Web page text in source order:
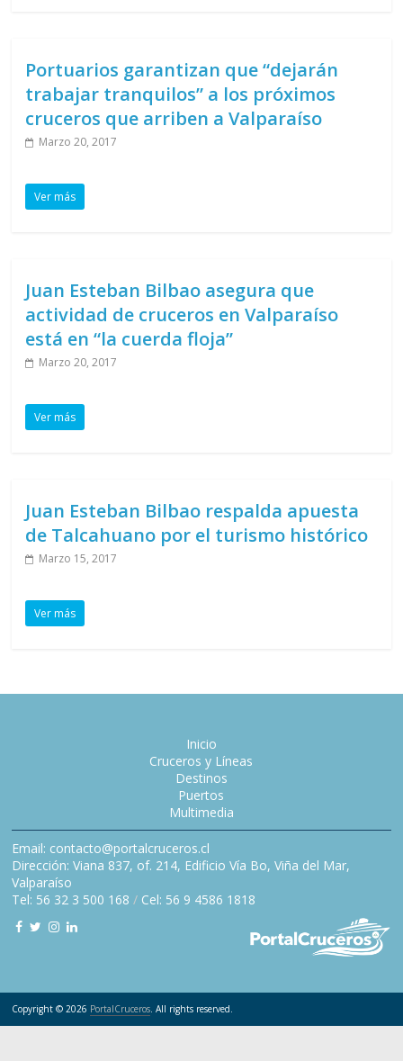
Portuarios garantizan que “dejarán
trabajar tranquilos” a los próximos
cruceros que arriben a Valparaíso
Marzo 20, 2017
Ver más
Juan Esteban Bilbao asegura que
actividad de cruceros en Valparaíso
está en “la cuerda floja”
Marzo 20, 2017
Ver más
Juan Esteban Bilbao respalda apuesta
de Talcahuano por el turismo histórico
Marzo 15, 2017
Ver más
Inicio
Cruceros y Líneas
Destinos
Puertos
Multimedia
Email: contacto@portalcruceros.cl
Dirección: Viana 837, of. 214, Edificio Vía Bo, Viña del Mar,
Valparaíso
Tel: 56 32 3 500 168 / Cel: 56 9 4586 1818
Copyright © 2026 PortalCruceros. All rights reserved.